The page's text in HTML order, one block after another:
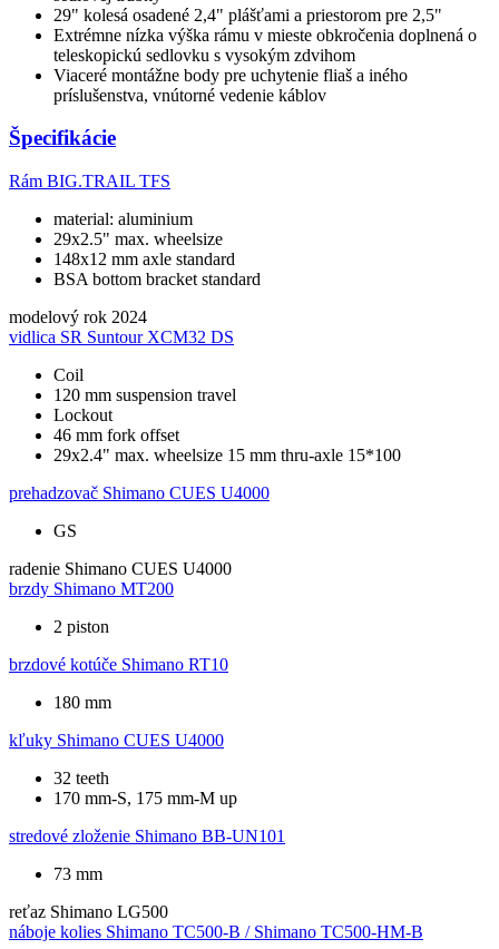
29" kolesá osadené 2,4" plášťami a priestorom pre 2,5"
Extrémne nízka výška rámu v mieste obkročenia doplnená o
teleskopickú sedlovku s vysokým zdvihom
Viaceré montážne body pre uchytenie fliaš a iného
príslušenstva, vnútorné vedenie káblov
Špecifikácie
Rám BIG.TRAIL TFS
material: aluminium
29x2.5" max. wheelsize
148x12 mm axle standard
BSA bottom bracket standard
modelový rok 2024
vidlica SR Suntour XCM32 DS
Coil
120 mm suspension travel
Lockout
46 mm fork offset
29x2.4" max. wheelsize 15 mm thru-axle 15*100
prehadzovač Shimano CUES U4000
GS
radenie Shimano CUES U4000
brzdy Shimano MT200
2 piston
brzdové kotúče Shimano RT10
180 mm
kľuky Shimano CUES U4000
32 teeth
170 mm-S, 175 mm-M up
stredové zloženie Shimano BB-UN101
73 mm
reťaz Shimano LG500
náboje kolies Shimano TC500-B / Shimano TC500-HM-B